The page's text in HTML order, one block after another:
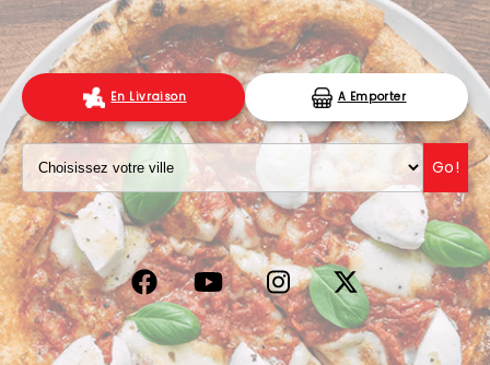
LA CARTE
VOTRE COMPTE
NOTRE RESTAURANT
VOS AVIS
MENTIONS LÉGALES
C.G.V
En Livraison A Emporter
Go!